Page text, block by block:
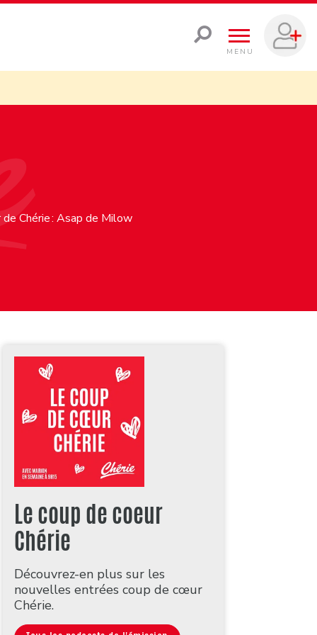
MENU
Chérie : Asap de Milow
Le coup de coeur
Chérie
Découvrez-en plus sur les
nouvelles entrées coup de cœur
Chérie.